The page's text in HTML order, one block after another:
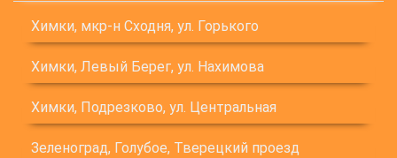
Химки, мкр-н Сходня, ул. Горького
Химки, Левый Берег, ул. Нахимова
Химки, Подрезково, ул. Центральная
Зеленоград, Голубое, Тверецкий проезд